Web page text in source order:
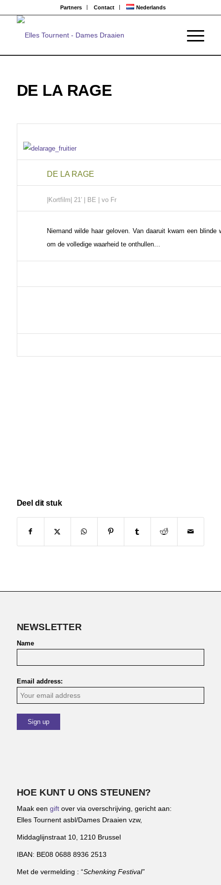
Partners Contact Nederlands
DE LA RAGE
DE LA RAGE
|Kortfilm | 21′ | BE | vo Fr
Niemand wilde haar geloven. Van daaruit kwam een blinde
om de volledige waarheid te onthullen…
Deel dit stuk
NEWSLETTER
Name
Email address:
HOE KUNT U ONS STEUNEN?
Maak een giftover via overschrijving, gericht aan:
Elles Tournent asbl/Dames Draaien vzw,
Middaglijnstraat 10, 1210 Brussel
IBAN: BE08 0688 8936 2513
Met de vermelding : “Schenking Festival”